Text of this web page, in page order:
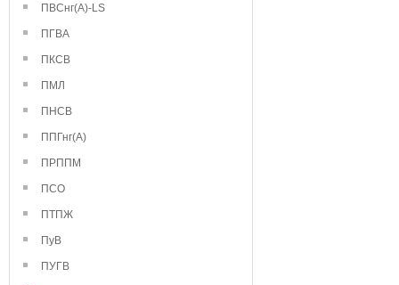
ПВСнг(А)-LS
ПГВА
ПКСВ
ПМЛ
ПНСВ
ППГнг(А)
ПРППМ
ПСО
ПТПЖ
ПуВ
ПУГВ